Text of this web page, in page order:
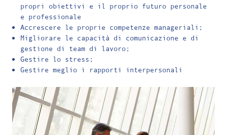
propri obiettivi e il proprio futuro personale
e professionale
Accrescere le proprie competenze manageriali;
Migliorare le capacità di comunicazione e di
gestione di team di lavoro;
Gestire lo stress;
Gestire meglio i rapporti interpersonali